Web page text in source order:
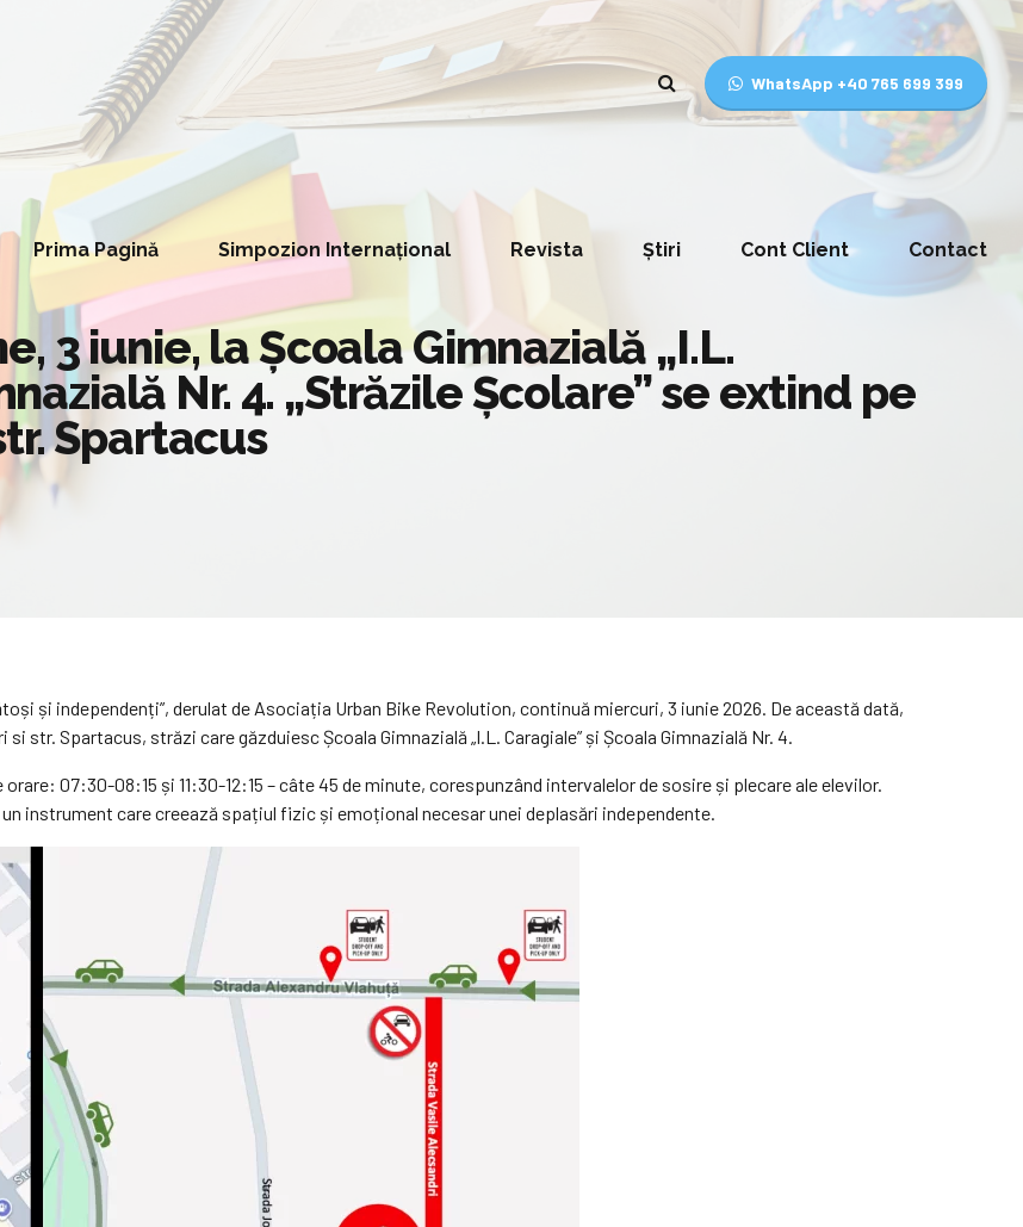
WhatsApp +40 765 699 399
Prima Pagină Simpozion Internațional Revista Știri Cont Client Contact
3 iunie, la Școala Gimnazială „I.L.
Nr. 4. „Străzile Școlare” se extind pe
Spartacus
și independenți”, derulat de Asociația Urban Bike Revolution, continuă miercuri, 3 iunie 2026. De această dată,
str. Spartacus, străzi care găzduiesc Școala Gimnazială „I.L. Caragiale” și Școala Gimnazială Nr. 4.
07:30-08:15 și 11:30-12:15 – câte 45 de minute, corespunzând intervalelor de sosire și plecare ale elevilor.
instrument care creează spațiul fizic și emoțional necesar unei deplasări independente.